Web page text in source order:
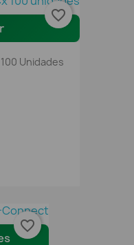
Unidades
favorite_border
favorite_border